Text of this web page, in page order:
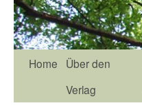
Home
Über den
Verlag